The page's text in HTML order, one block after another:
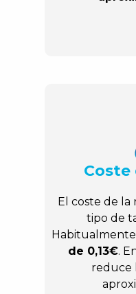
Coste
El coste de la
tipo de
de 0,13€.
reduce